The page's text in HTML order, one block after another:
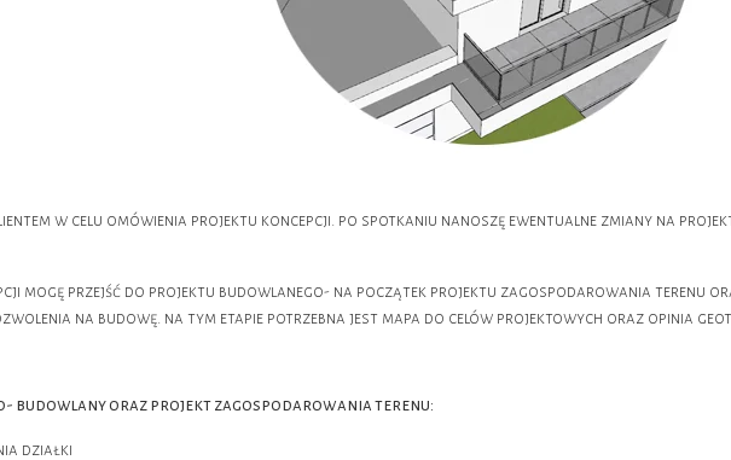
w celu omówienia projektu koncepcji. po spotkaniu nanoszę ewentualne zmiany na
mogę przejść do projektu budowlanego- na początek projektu zagospodarowania terenu
na budowę. na tym etapie potrzebna jest mapa do celów projektowych oraz opinia
budowlany oraz projekt zagospodarowania terenu:
działki